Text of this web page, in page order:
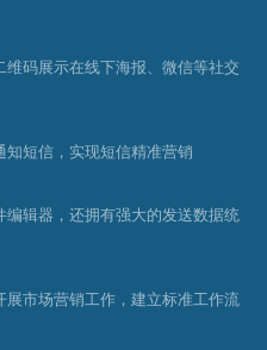
码展示在线下海报、微信等社交
短信，实现短信精准营销
辑器，还拥有强大的发送数据统
市场营销工作，建立标准工作流